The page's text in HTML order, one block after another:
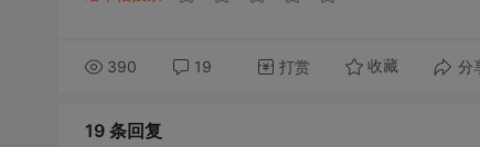
390 19 打赏 收藏 分
19 条回复